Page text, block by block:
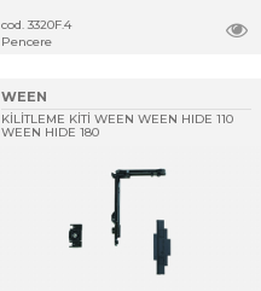
cod. 3320F.4
Pencere
WEEN
KİLİTLEME KİTİ WEEN WEEN HIDE 110
WEEN HIDE 180